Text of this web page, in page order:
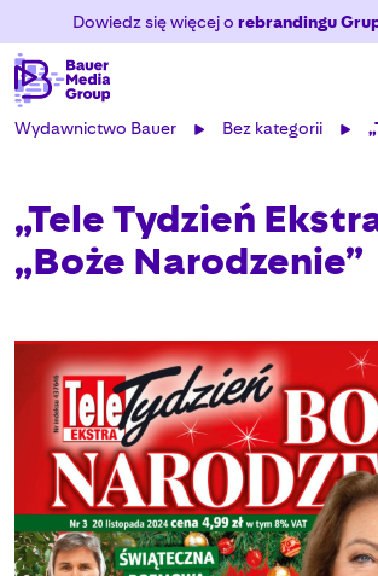
Dowiedz się więcej o rebrandingu
Wydawnictwo Bauer Bez kategorii
„Tele Tydzień
„Boże Narodzenie”